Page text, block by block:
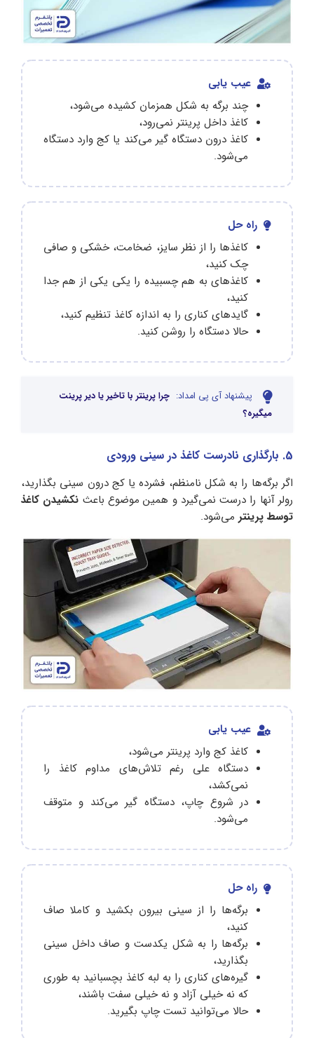
عیب یابی
چند برگه به شکل همزمان کشیده می‌شود،
کاغذ داخل پرینتر نمی‌رود،
کاغذ درون دستگاه گیر می‌کند یا کج وارد دستگاه
می‌شود.
راه حل
کاغذها را از نظر سایز، ضخامت، خشکی‌ و صافی
چک کنید،
کاغذهای به هم چسبیده را یکی یکی از هم جدا
کنید،
گایدهای کناری را به اندازه کاغذ تنظیم کنید،
حالا دستگاه را روشن کنید.
پیشنهاد آی پی امداد: چرا پرینتر با تاخیر یا دیر پرینت
میگیره؟
5. بارگذاری نادرست کاغذ در سینی ورودی
اگر برگه‌ها را به شکل نامنظم، فشرده یا کج درون سینی بگذارید،
رولر آنها را درست نمی‌گیرد و همین موضوع باعث نکشیدن کاغذ
توسط پرینتر می‌شود.
عیب یابی
کاغذ کج وارد پرینتر می‌شود،
دستگاه علی رغم تلاش‌های مداوم کاغذ را
نمی‌کشد،
در شروع چاپ، دستگاه گیر می‌کند و متوقف
می‌شود.
راه حل
برگه‌ها را از سینی بیرون بکشید و کاملا صاف
کنید،
برگه‌ها را به شکل یکدست و صاف داخل سینی
بگذارید،
گیره‌های کناری را به لبه کاغذ بچسبانید به طوری
که نه خیلی آزاد و نه خیلی سفت باشند،
حالا می‌توانید تست چاپ بگیرید.